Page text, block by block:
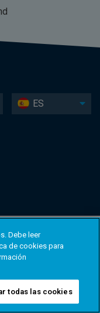
ES
Debe leer
de cookies para
todas las cookies